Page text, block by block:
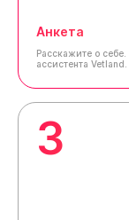
Анкета
Расскажите о себе.
ассистента Vetland.
3